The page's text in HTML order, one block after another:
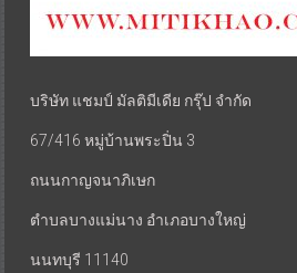
บริษัท แชมป์ มัลติมีเดีย กรุ๊ป จำกัด
67/416 หมู่บ้านพระปิ่น 3
ถนนกาญจนาภิเษก
ตำบลบางแม่นาง อำเภอบางใหญ่
นนทบุรี 11140